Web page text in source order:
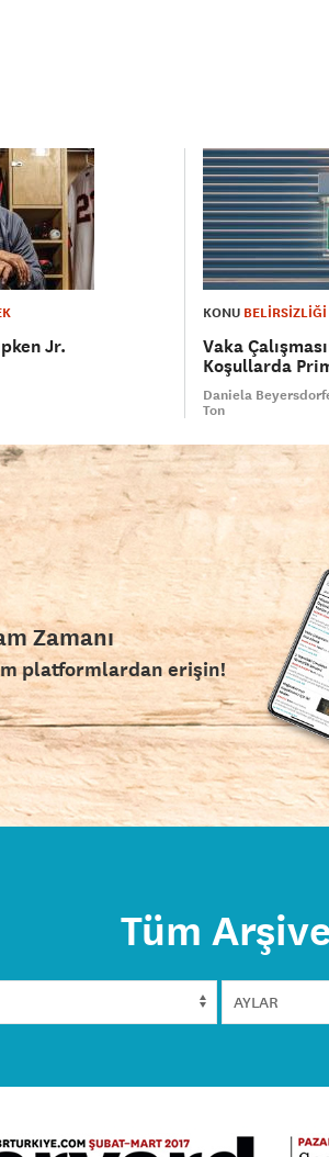
Jr.
KONU
Vaka
Koşullarda
Daniela
Ton
Zamanı
platformlardan erişin!
Tüm